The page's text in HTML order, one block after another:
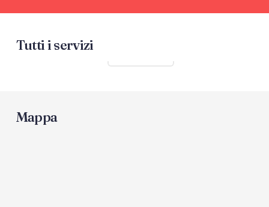
Tutti i servizi
Mappa